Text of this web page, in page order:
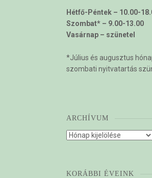
Hétfő-Péntek – 10.00-
Szombat* – 9.00-13.00
Vasárnap – szünetel
*Július és augusztus
szombati nyitvatartás
ARCHÍVUM
Archívum
KORÁBBI ÉVEINK